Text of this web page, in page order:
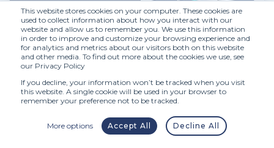
This website stores cookies on your computer. These cookies are
used to collect information about how you interact with our
website and allow us to remember you. We use this information
in order to improve and customize your browsing experience and
for analytics and metrics about our visitors both on this website
and other media. To find out more about the cookies we use, see
our Privacy Policy
If you decline, your information won’t be tracked when you visit
this website. A single cookie will be used in your browser to
remember your preference not to be tracked.
More options Accept All Decline All